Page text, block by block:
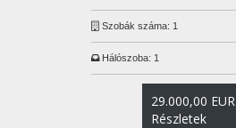
Szobák száma: 1
Hálószoba: 1
29.000,00 EUR
Részletek